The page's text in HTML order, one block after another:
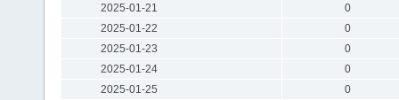
2025-01-21
0
2025-01-22
0
2025-01-23
0
2025-01-24
0
2025-01-25
0